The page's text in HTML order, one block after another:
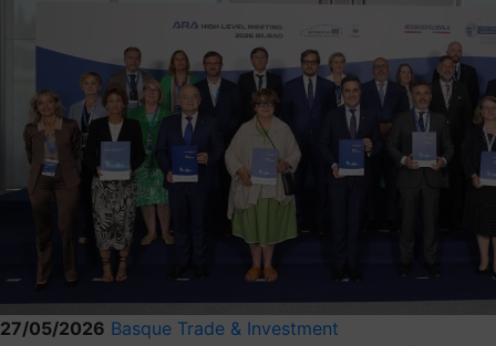
27/05/2026 Basque Trade & Investment